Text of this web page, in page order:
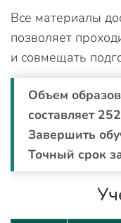
Все материалы
позволяет
и совмещать
Объем
составляет
Завершить
Точный срок